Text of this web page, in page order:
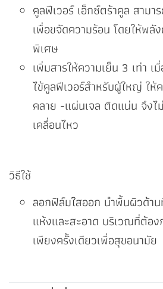
คูลฟีเวอร์ เอ็กซ์ตร้าคูล สามา
เพื่อขจัดความร้อน โดยให้พลั
พิเศษ
เพิ่มสารให้ความเย็น 3 เท่า
ไข้คูลฟีเวอร์สำหรับผู้ใหญ่ ให้
คลาย -แผ่นเจล ติดแน่น จึงไ
เคลื่อนไหว
วิธีใช้
ลอกฟิล์มใสออก นำพื้นผิวด้า
แห้งและสะอาด บริเวณที่ต้อง
เพียงครั้งเดียวเพื่อสุขอนามัย